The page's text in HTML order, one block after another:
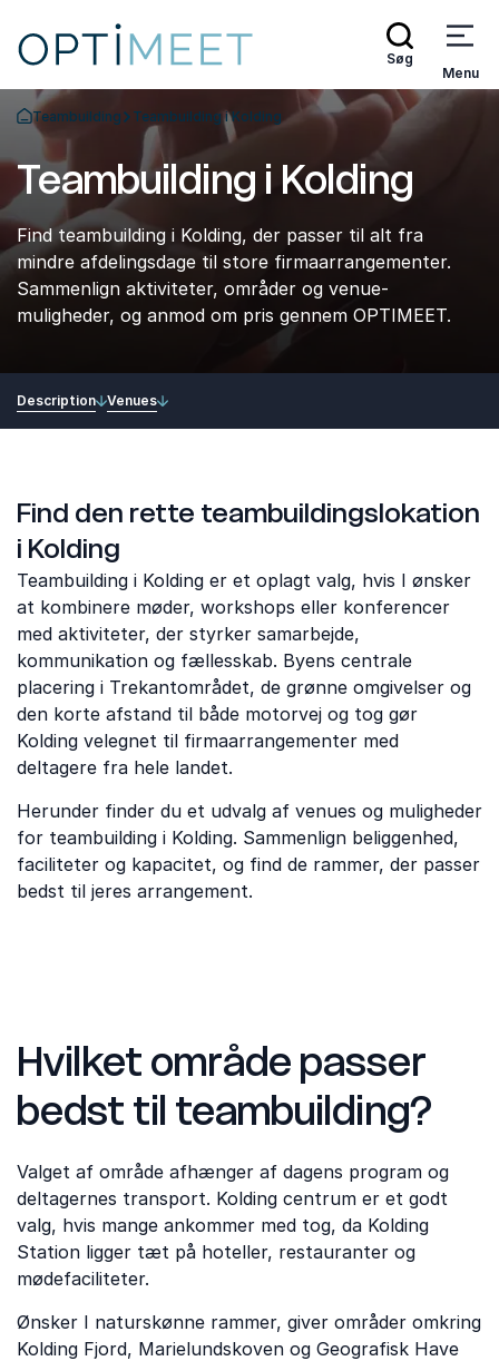
Søg
Menu
Tilbage til forsiden
Teambuilding Teambuilding i Kolding
Teambuilding i Kolding
Find teambuilding i Kolding, der passer til alt fra
mindre afdelingsdage til store firmaarrangementer.
Sammenlign aktiviteter, områder og venue-
muligheder, og anmod om pris gennem OPTIMEET.
Description Venues
Find den rette teambuildingslokation
i Kolding
Teambuilding i Kolding er et oplagt valg, hvis I ønsker
at kombinere møder, workshops eller konferencer
med aktiviteter, der styrker samarbejde,
kommunikation og fællesskab. Byens centrale
placering i Trekantområdet, de grønne omgivelser og
den korte afstand til både motorvej og tog gør
Kolding velegnet til firmaarrangementer med
deltagere fra hele landet.
Herunder finder du et udvalg af venues og muligheder
for teambuilding i Kolding. Sammenlign beliggenhed,
faciliteter og kapacitet, og find de rammer, der passer
bedst til jeres arrangement.
Hvilket område passer
bedst til teambuilding?
Valget af område afhænger af dagens program og
deltagernes transport. Kolding centrum er et godt
valg, hvis mange ankommer med tog, da Kolding
Station ligger tæt på hoteller, restauranter og
mødefaciliteter.
Ønsker I naturskønne rammer, giver områder omkring
Kolding Fjord, Marielundskoven og Geografisk Have